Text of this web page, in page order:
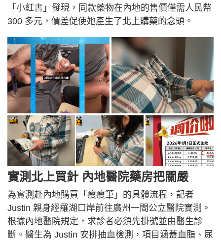
「小紅書」發現，同款藥物在內地的售價僅需人民幣
300 多元，價差促使她產生了北上購藥的念頭。
實測北上買針 內地醫院藥房把關嚴
為實測赴內地購買「瘦瘦筆」的具體流程，記者
Justin 親身經羅湖口岸前往廣州一間公立醫院實測。
根據內地醫院規定，求診者必須先掛號並由醫生診
斷。醫生為 Justin 安排抽血檢測，項目涵蓋血脂、尿